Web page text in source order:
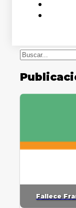
Buscar
Fallece